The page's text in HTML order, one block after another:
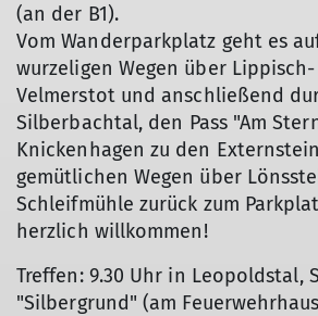
(an der B1).
Vom Wanderparkplatz geht es
wurzeligen Wegen über
Velmerstot und anschließend
Silberbachtal, den Pass "Am
Knickenhagen zu den
gemütlichen Wegen über
Schleifmühle zurück zum
herzlich willkommen!
Treffen: 9.30 Uhr in Leopoldstal,
"Silbergrund" (am